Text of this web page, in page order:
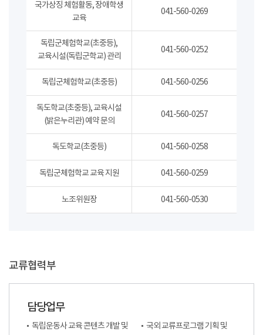
국가상징 체험활동, 장애학생
교육
041-560-0269
독립군체험학교(초중등),
교육시설(독립군학교) 관리
041-560-0252
독립군체험학교(초중등) 041-560-0256
독도학교(초중등), 교육시설
(밝은누리관) 예약 문의
041-560-0257
독도학교(초중등) 041-560-0258
독립군체험학교 교육 지원 041-560-0259
노조위원장 041-560-0530
교류협력부
담당업무
독립운동사 교육 콘텐츠 개발 및
국외 교류프로그램 기획 및